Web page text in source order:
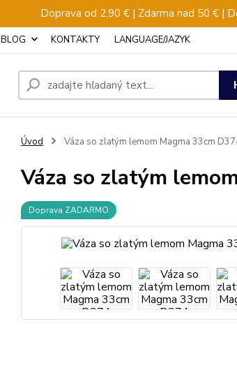
Doprava od 2,90 € | Zdarma nad 50 € |
BLOG KONTAKTY LANGUAGE/JAZYK
Úvod Váza so zlatým lemom Magma 33cm
Váza so zlatým
Doprava ZADARMO